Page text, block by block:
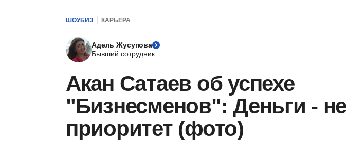
ШОУБИЗ КАРЬЕРА
Адель Жусупова
Бывший сотрудник
Акан Сатаев об успехе
"Бизнесменов": Деньги - не
приоритет (фото)